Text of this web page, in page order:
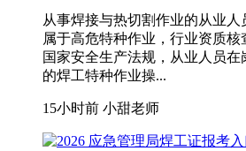
从事焊接与热切割作业的从业
属于高危特种作业，行业资质
国家安全生产法规，从业人员
的焊工特种作业操...
15小时前 小甜老师